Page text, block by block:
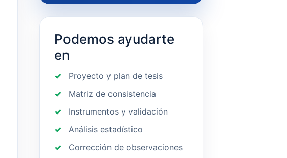
Podemos ayudarte
en
Proyecto y plan de tesis
Matriz de consistencia
Instrumentos y validación
Análisis estadístico
Corrección de observaciones